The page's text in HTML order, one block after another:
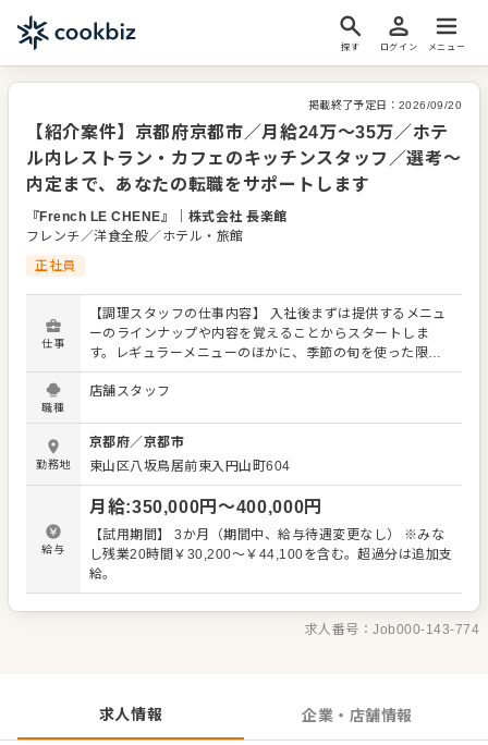
探す ログイン メニュー
掲載終了予定日： 2026/09/20
【紹介案件】京都府京都市／月給24万～35万／ホテ
ル内レストラン・カフェのキッチンスタッフ／選考～
内定まで、あなたの転職をサポートします
『French LE CHENE』
株式会社 長楽館
フレンチ／洋食全般／ホテル・旅館
正社員
仕事
【調理スタッフの仕事内容】 入社後まずは提供するメニュ
ーのラインナップや内容を覚えることからスタートしま
す。レギュラーメニューのほかに、季節の旬を使った限定
メニューを提供することもありますので、これまでの調理
経験に加え、さまざまなスキルを習得してください。 料理
想から生まれる新作を期待しています。よりよいお店づく
りのためのオペレーション改善や構築についてのアイデア
も大歓迎です。 【具体的には…】 ・仕込みや盛り付けなど
カンタンな調理からスタート ・全体の流れを学んで調理全
般を担当 ・仕入れや在庫管理などキッチンの管理業務 ・ま
かないづくり ・後輩スタッフやアルバイトスタッフの教育
・料理長の補助 ・新メニュー提案 など 入社後はスキルに
合わせた業務からお任せしますので、徐々に業務の幅を広
トしますので、経験が浅い方も安心してスタートできる環
境です。 ゆくゆくは、料理長やSVといった本部職への昇格
職種
店舗スタッフ
勤務地
京都府／京都市
東山区八坂鳥居前東入円山町604
給与
月給:350,000円〜400,000円
【試用期間】 3か月（期間中、給与待遇変更なし） ※みな
し残業20時間￥30,200～￥44,100を含む。超過分は追加支
給。
求人番号：Job000-143-774
求人情報 企業・店舗情報